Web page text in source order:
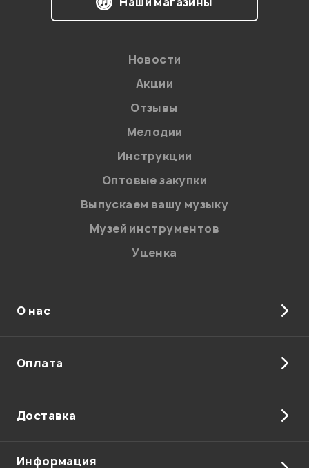
на обработку персональных данных в
Политикой в отношении обработки
персональных данных.
Введите проверочное число:
Отправить
Новости
Акции
Отзывы
Мелодии
Инструкции
Оптовые закупки
Выпускаем вашу музыку
Музей инструментов
Уценка
О нас
Оплата
Доставка
Информация